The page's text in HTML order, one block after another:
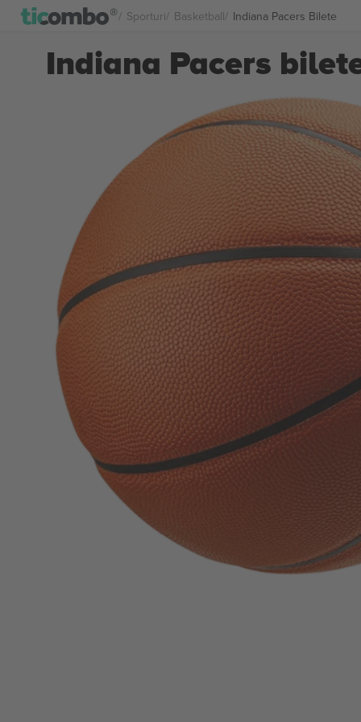
Sporturi Basketball Indiana Pacers Bilete
Indiana Pacers